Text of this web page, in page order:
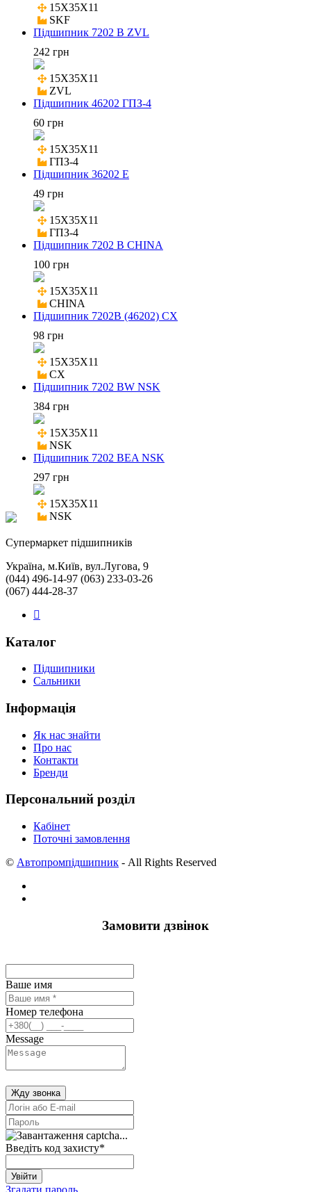
15X35X11
SKF
Підшипник 7202 B ZVL
242 грн
15X35X11
ZVL
Підшипник 46202 ГПЗ-4
60 грн
15X35X11
ГПЗ-4
Підшипник 36202 E
49 грн
15X35X11
ГПЗ-4
Підшипник 7202 B CHINA
100 грн
15X35X11
CHINA
Підшипник 7202B (46202) CX
98 грн
15X35X11
CX
Підшипник 7202 BW NSK
384 грн
15X35X11
NSK
Підшипник 7202 BEA NSK
297 грн
15X35X11
NSK
Cупермаркет підшипників
Україна, м.Київ, вул.Лугова, 9
(044) 496-14-97 (063) 233-03-26
(067) 444-28-37
Каталог
Підшипники
Сальники
Інформація
Як нас знайти
Про нас
Контакти
Бренди
Персональний розділ
Кабінет
Поточні замовлення
© Автопромпідшипник - All Rights Reserved
Замовити дзвінок
Ваше имя
Номер телефона
Message
Жду звонка
Введіть код захисту*
Увійти
Згадати пароль